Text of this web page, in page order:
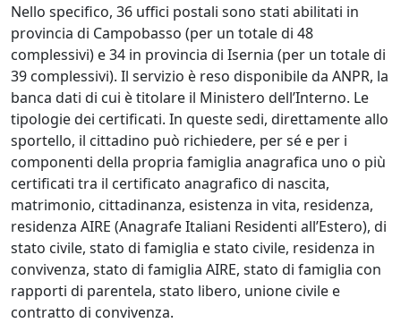
Nello specifico, 36 uffici postali sono stati abilitati in
provincia di Campobasso (per un totale di 48
complessivi) e 34 in provincia di Isernia (per un totale di
39 complessivi). Il servizio è reso disponibile da ANPR, la
banca dati di cui è titolare il Ministero dell’Interno. Le
tipologie dei certificati. In queste sedi, direttamente allo
sportello, il cittadino può richiedere, per sé e per i
componenti della propria famiglia anagrafica uno o più
certificati tra il certificato anagrafico di nascita,
matrimonio, cittadinanza, esistenza in vita, residenza,
residenza AIRE (Anagrafe Italiani Residenti all’Estero), di
stato civile, stato di famiglia e stato civile, residenza in
convivenza, stato di famiglia AIRE, stato di famiglia con
rapporti di parentela, stato libero, unione civile e
contratto di convivenza.